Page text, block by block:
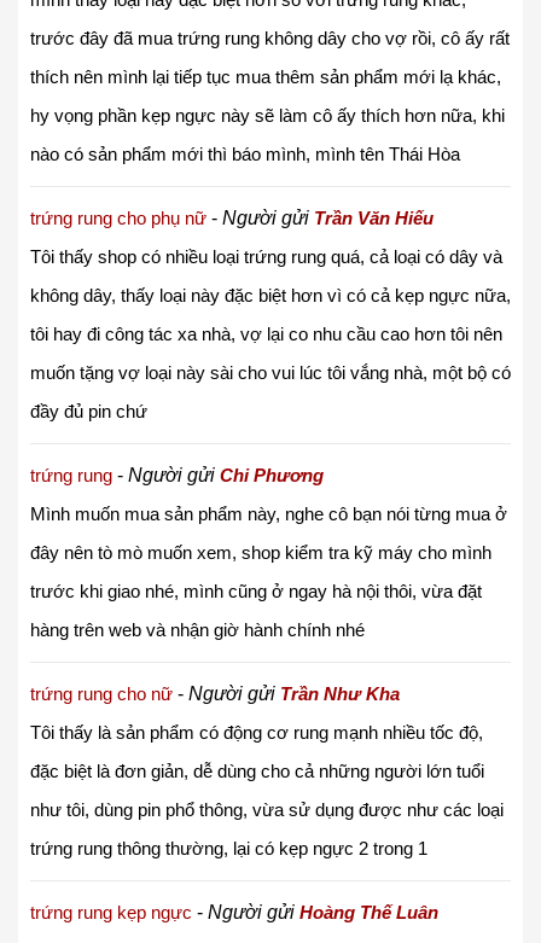
trước đây đã mua trứng rung không dây cho vợ rồi, cô ấy rất
thích nên mình lại tiếp tục mua thêm sản phẩm mới lạ khác,
hy vọng phần kẹp ngực này sẽ làm cô ấy thích hơn nữa, khi
nào có sản phẩm mới thì báo mình, mình tên Thái Hòa
trứng rung cho phụ nữ - Người gửi Trần Văn Hiếu
Tôi thấy shop có nhiều loại trứng rung quá, cả loại có dây và
không dây, thấy loại này đặc biệt hơn vì có cả kẹp ngực nữa,
tôi hay đi công tác xa nhà, vợ lại co nhu cầu cao hơn tôi nên
muốn tặng vợ loại này sài cho vui lúc tôi vắng nhà, một bộ có
đầy đủ pin chứ
trứng rung - Người gửi Chi Phương
Mình muốn mua sản phẩm này, nghe cô bạn nói từng mua ở
đây nên tò mò muốn xem, shop kiểm tra kỹ máy cho mình
trước khi giao nhé, mình cũng ở ngay hà nội thôi, vừa đặt
hàng trên web và nhận giờ hành chính nhé
trứng rung cho nữ - Người gửi Trần Như Kha
Tôi thấy là sản phẩm có động cơ rung mạnh nhiều tốc độ,
đặc biệt là đơn giản, dễ dùng cho cả những người lớn tuổi
như tôi, dùng pin phổ thông, vừa sử dụng được như các loại
trứng rung thông thường, lại có kẹp ngực 2 trong 1
trứng rung kẹp ngực - Người gửi Hoàng Thế Luân